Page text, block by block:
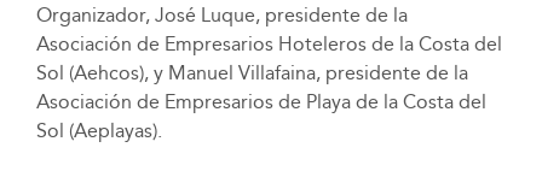
Organizador, José Luque, presidente de la
Asociación de Empresarios Hoteleros de la Costa del
Sol (Aehcos), y Manuel Villafaina, presidente de la
Asociación de Empresarios de Playa de la Costa del
Sol (Aeplayas).